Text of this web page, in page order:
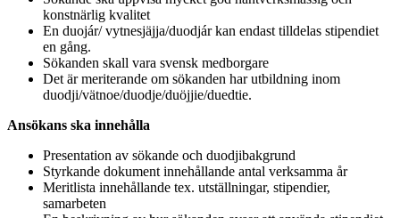
konstnärlig kvalitet
En duojár/ vytnesjäjja/duodjár kan endast tilldelas stipendiet
en gång.
Sökanden skall vara svensk medborgare
Det är meriterande om sökanden har utbildning inom
duodji/vätnoe/duodje/duöjjie/duedtie.
Ansökans ska innehålla
Presentation av sökande och duodjibakgrund
Styrkande dokument innehållande antal verksamma år
Meritlista innehållande tex. utställningar, stipendier,
samarbeten